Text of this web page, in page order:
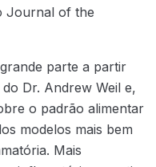
Journal of the
parte a partir
Dr. Andrew Weil e,
o padrão alimentar
modelos mais bem
Mais